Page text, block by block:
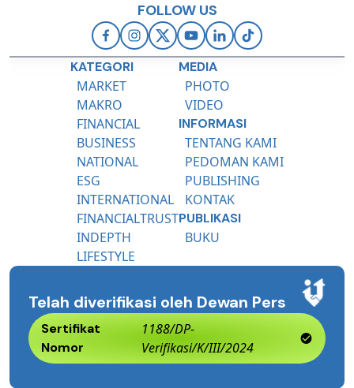
FOLLOW US
KATEGORI
MARKET
MAKRO
FINANCIAL
BUSINESS
NATIONAL
ESG
INTERNATIONAL
FINANCIALTRUST
INDEPTH
LIFESTYLE
MEDIA
PHOTO
VIDEO
INFORMASI
TENTANG KAMI
PEDOMAN KAMI
PUBLISHING
KONTAK
PUBLIKASI
BUKU
Telah diverifikasi oleh Dewan Pers
Sertifikat
Nomor
1188/DP-
Verifikasi/K/III/2024